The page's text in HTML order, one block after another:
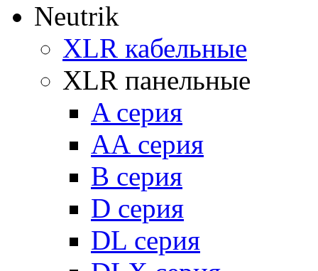
Neutrik
XLR кабельные
XLR панельные
A серия
АА серия
B серия
D серия
DL серия